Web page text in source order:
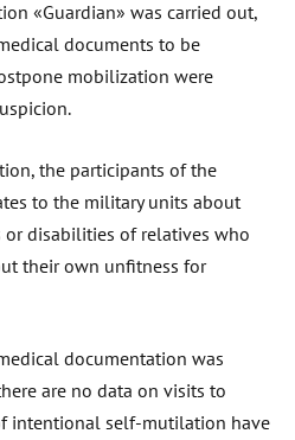
«Guardian» was carried out,
documents to be
mobilization were
the participants of the
to the military units about
disabilities of relatives who
their own unfitness for
documentation was
are no data on visits to
intentional self-mutilation have